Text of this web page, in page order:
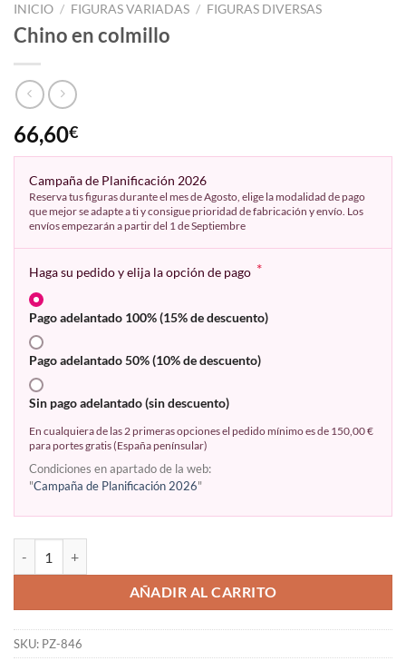
INICIO / FIGURAS VARIADAS / FIGURAS DIVERSAS
Chino en colmillo
66,60€
Campaña de Planificación 2026
Reserva tus figuras durante el mes de Agosto, elige la modalidad de pago
que mejor se adapte a ti y consigue prioridad de fabricación y envío. Los
envíos empezarán a partir del 1 de Septiembre
Haga su pedido y elija la opción de pago *
Pago adelantado 100% (15% de descuento)
Pago adelantado 50% (10% de descuento)
Sin pago adelantado (sin descuento)
En cualquiera de las 2 primeras opciones el pedido mínimo es de 150,00 €
para portes gratis (España penínsular)
Condiciones en apartado de la web:
"Campaña de Planificación 2026"
AÑADIR AL CARRITO
SKU: PZ-846